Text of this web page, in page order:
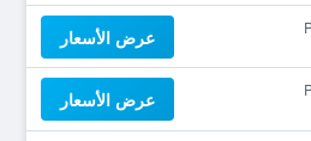
عرض الأسعار
عرض الأسعار